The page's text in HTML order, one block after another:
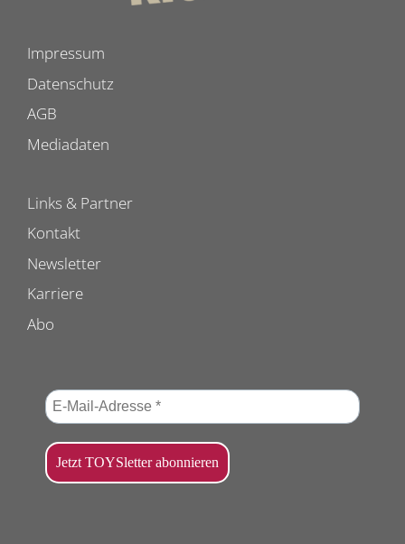
Impressum
Datenschutz
AGB
Mediadaten
Links & Partner
Kontakt
Newsletter
Karriere
Abo